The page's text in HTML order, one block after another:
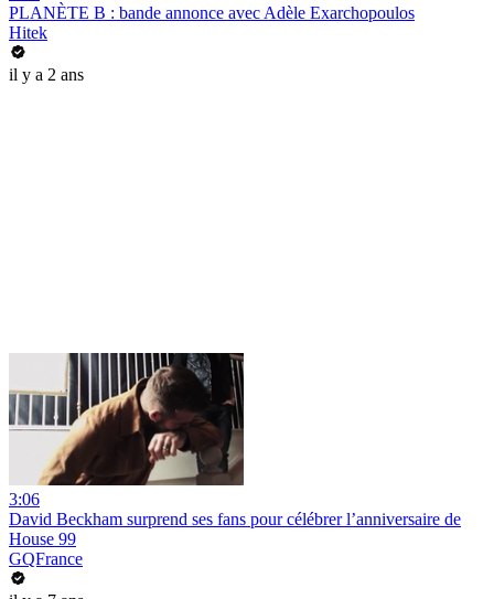
PLANÈTE B : bande annonce avec Adèle Exarchopoulos
Hitek
il y a 2 ans
3:06
David Beckham surprend ses fans pour célébrer l’anniversaire de
House 99
GQFrance